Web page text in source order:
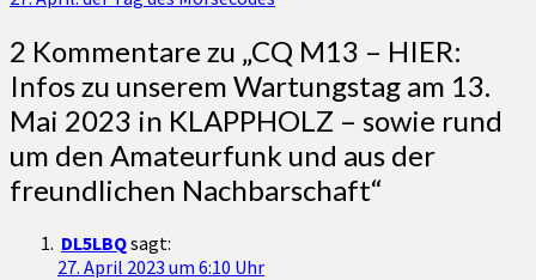
2 Kommentare zu „CQ M13 – HIER:
Infos zu unserem Wartungstag am 13.
Mai 2023 in KLAPPHOLZ – sowie rund
um den Amateurfunk und aus der
freundlichen Nachbarschaft“
DL5LBQsagt:
27. April 2023 um 6:10 Uhr